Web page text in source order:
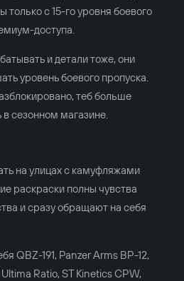
только с 15-го уровня боевого
доступа.
и детали тоже, они
уровень боевого пропуска.
теб больше
сезонном магазине.
на улицах с камуфляжами
раскраски полны чувства
и сразу обращают на себя
QBZ-191, Panzer Arms BP-12,
Ratio, ST Kinetics CPW,